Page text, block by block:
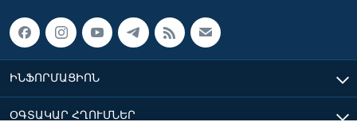
ԻՆՖՈՐՄԱՑԻՈՆ
ՕԳՏԱԿԱՐ ՀՂՈՒՄՆԵՐ